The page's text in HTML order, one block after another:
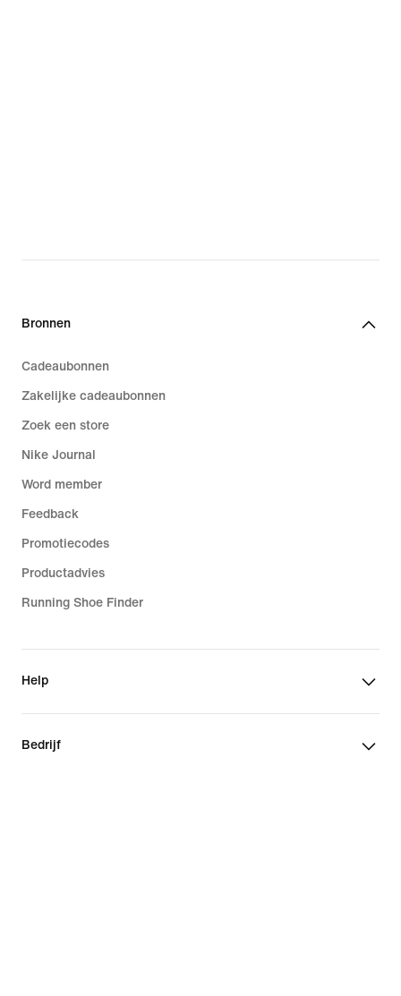
Bronnen
Cadeaubonnen
Zakelijke cadeaubonnen
Zoek een store
Nike Journal
Word member
Feedback
Promotiecodes
Productadvies
Running Shoe Finder
Help
Bedrijf